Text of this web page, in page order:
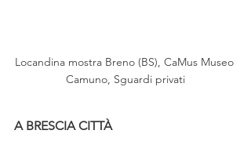
Locandina mostra Breno (BS), CaMus Museo
Camuno, Sguardi privati
A BRESCIA CITTÀ